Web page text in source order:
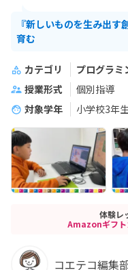
『新しいものを生み出
育む
カテゴリ
プログラミ
授業形式
個別指導
対象学年
小学校3年
体験レ
Amazonギフト
コエテコ編集